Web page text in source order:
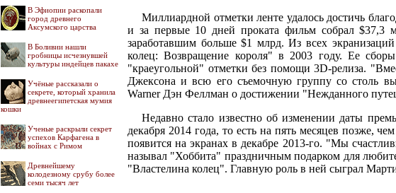
В Эфиопии раскопали
город древнего
Аксумского царства
В Боливии нашли
гробницы исчезнувшей
культуры индейцев пакахе
Учёные рассказали о
секрете, который хранила
древнеегипетская мумия
кошки
Ученые раскрыли секрет
успехов Карфагена в
войнах с Римом
Древнейшему
колодезному срубу более
семи тысяч лет
Миллиардной отметки ленте удалось достичь
и за первые 10 дней проката фильм собрал $37,3
заработавшим больше $1 млрд. Из всех
колец: Возвращение короля" в 2003 году. Ее
"краеугольной" отметки без помощи 3D-релиза.
Джексона и всю его съемочную группу со столь
Warner Дэн Феллман о достижении "Нежданного
Недавно стало известно об изменении даты
декабря 2014 года, то есть на пять месяцев позже,
появится на экранах в декабре 2013-го. "Мы
называл "Хоббита" праздничным подарком для
"Властелина колец". Главную роль в ней сыграл